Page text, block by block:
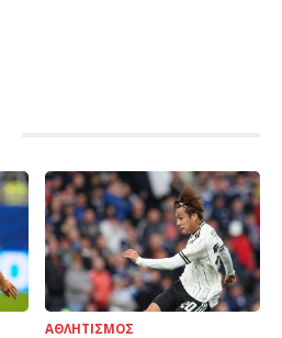
ΑΘΛΗΤΙΣΜΟΣ